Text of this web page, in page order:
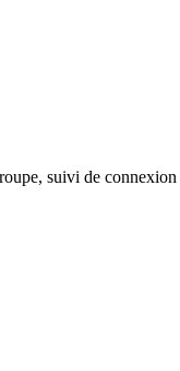
suivi de connexion